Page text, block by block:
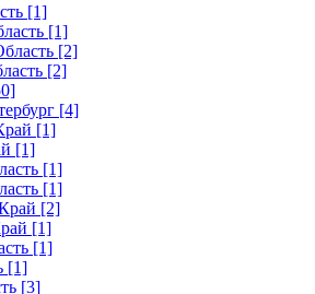
[1]
[1]
[2]
[2]
[4]
[1]
[1]
[1]
[1]
[2]
[1]
[1]
[1]
[3]